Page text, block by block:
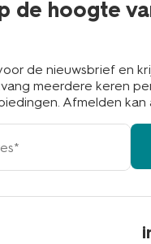
de hoogte
de nieuwsbrief en
meerdere keren
Afmelden kan